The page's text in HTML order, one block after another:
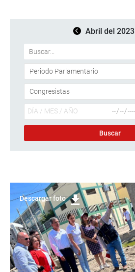
Abril del 2023
Descargar foto